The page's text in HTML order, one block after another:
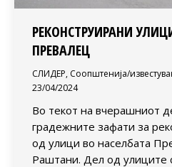
РЕКОНСТРУИРАНИ
ПРЕВАЛЕЦ
СЛИДЕР, Соопштенија/
23/04/2024
Во текот на вчерашниот
градежните зафати за
од улици во населбата
Раштани. Дел од улиците